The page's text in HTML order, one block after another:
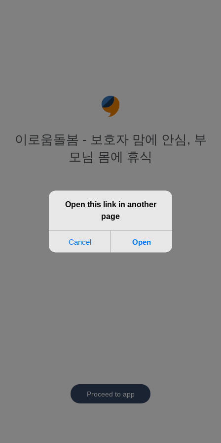
이로움돌봄 - 보호자 맘에 안심, 부
모님 몸에 휴식
Proceed to app